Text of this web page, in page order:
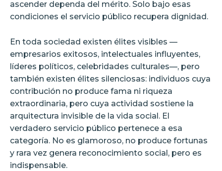
ascender dependa del mérito. Solo bajo esas
condiciones el servicio público recupera dignidad.
En toda sociedad existen élites visibles —
empresarios exitosos, intelectuales influyentes,
líderes políticos, celebridades culturales—, pero
también existen élites silenciosas: individuos cuya
contribución no produce fama ni riqueza
extraordinaria, pero cuya actividad sostiene la
arquitectura invisible de la vida social. El
verdadero servicio público pertenece a esa
categoría. No es glamoroso, no produce fortunas
y rara vez genera reconocimiento social, pero es
indispensable.